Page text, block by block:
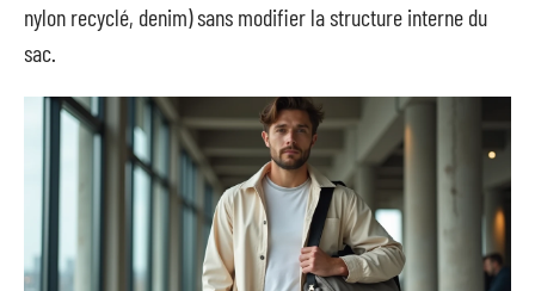
nylon recyclé, denim) sans modifier la structure interne du
sac.